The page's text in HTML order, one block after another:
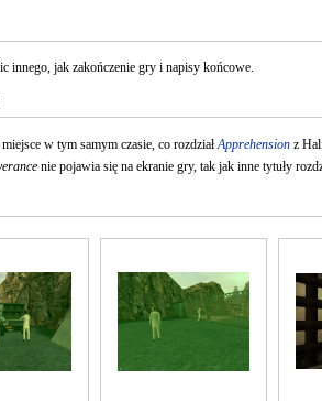
innego, jak zakończenie gry i napisy końcowe.
miejsce w tym samym czasie, co rozdziałApprehension z
nie pojawia się na ekranie gry, tak jak inne tytuły